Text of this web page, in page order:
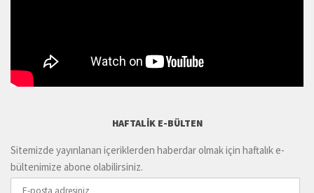
HAFTALIK E-BÜLTEN
Sitemizde yayınlanan içeriklerden haberdar olmak için haftalık e-
bültenimize abone olabilirsiniz.